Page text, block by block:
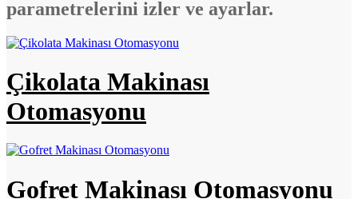
parametrelerini izler ve ayarlar.
Çikolata Makinası
Otomasyonu
Gofret Makinası Otomasyonu